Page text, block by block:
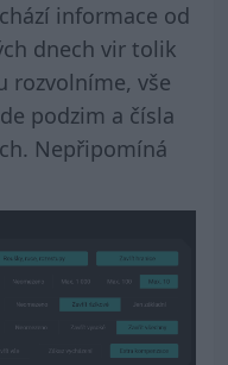
informace od
dnech vir tolik
rozvolníme, vše
podzim a čísla
Nepřipomíná